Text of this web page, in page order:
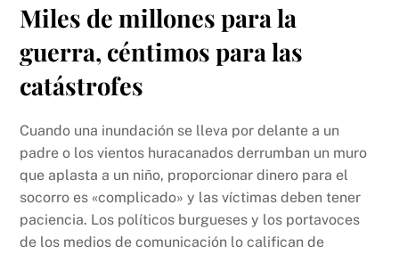
Miles de millones para la
guerra, céntimos para las
catástrofes
Cuando una inundación se lleva por delante a un
padre o los vientos huracanados derrumban un muro
que aplasta a un niño, proporcionar dinero para el
socorro es «complicado» y las víctimas deben tener
paciencia. Los políticos burgueses y los portavoces
de los medios de comunicación lo califican de